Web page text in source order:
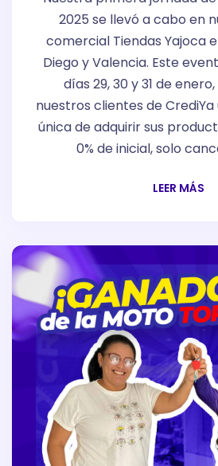
2025 se llevó a cabo en
comercial Tiendas Yajoca
Diego y Valencia. Este
días 29, 30 y 31 de
nuestros clientes de
única de adquirir sus
0% de inicial, solo
LEER MÁS